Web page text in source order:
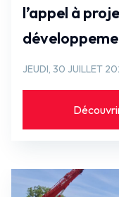
l’appel à
JEUDI, 30 JUILLET